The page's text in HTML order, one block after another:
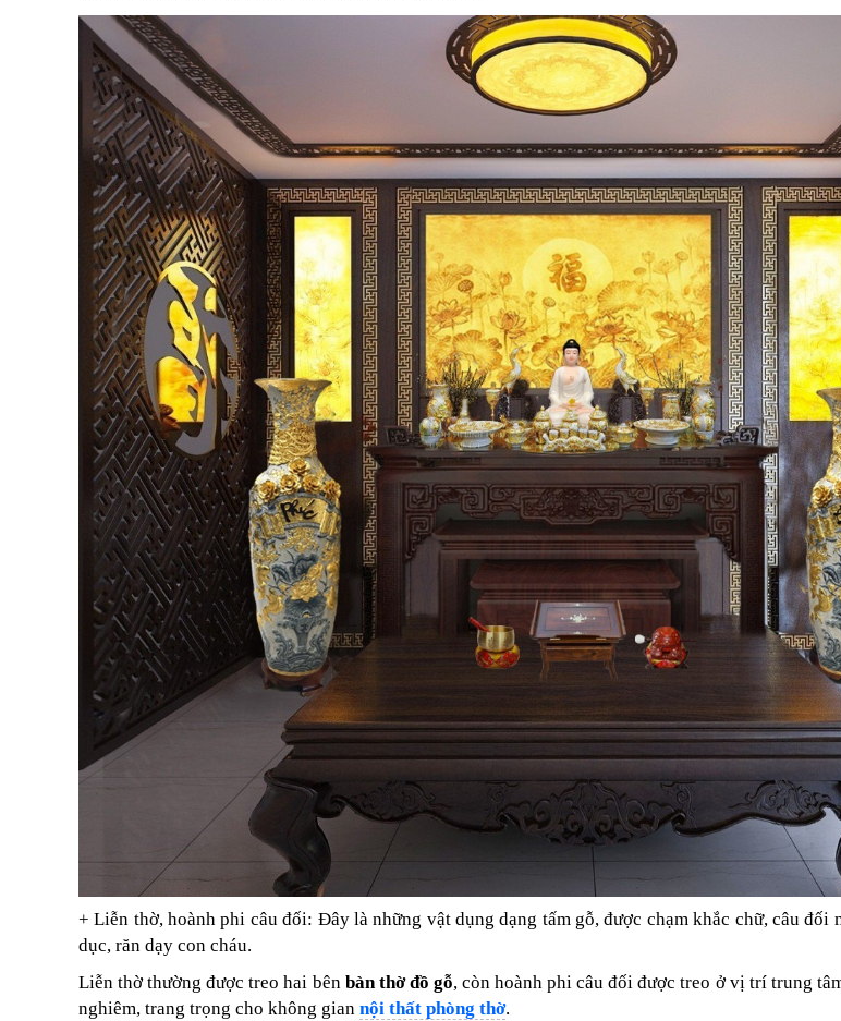
+ Liễn thờ, hoành phi câu đối: Đây là những vật dụng dạng tấm gỗ, được chạm khắc chữ, câu đối
dục, răn dạy con cháu.
Liễn thờ thường được treo hai bên bàn thờ đồ gỗ, còn hoành phi câu đối được treo ở vị trí trung
nghiêm, trang trọng cho không gian nội thất phòng thờ.